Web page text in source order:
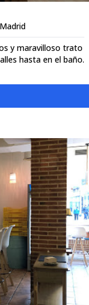
y maravilloso trato
hasta en el baño.